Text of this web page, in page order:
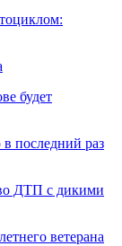
будет
последний раз
ДТП с дикими
ветерана